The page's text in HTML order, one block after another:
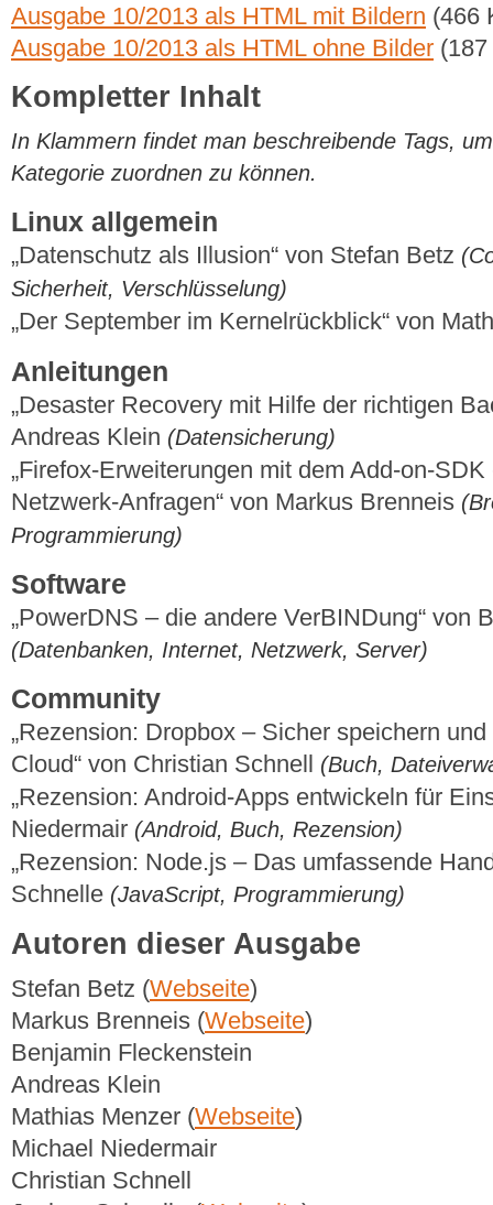
Ausgabe 10/2013 als HTML mit Bildern (466
Ausgabe 10/2013 als HTML ohne Bilder
Kompletter Inhalt
In Klammern findet man beschreibende Tags,
Kategorie zuordnen zu können.
Linux allgemein
„Datenschutz als Illusion“ von Stefan Betz
Sicherheit, Verschlüsselung)
„Der September im Kernelrückblick“ von
Anleitungen
„Desaster Recovery mit Hilfe der richtigen
Andreas Klein (Datensicherung)
„Firefox-Erweiterungen mit dem Add-on-
Netzwerk-Anfragen“ von Markus Brenneis
Programmierung)
Software
„PowerDNS – die andere VerBINDung“ von
(Datenbanken, Internet, Netzwerk, Server)
Community
„Rezension: Dropbox – Sicher speichern
Cloud“ von Christian Schnell
(Buch,
„Rezension: Android-Apps entwickeln für
Niedermair (Android, Buch, Rezension)
„Rezension: Node.js – Das umfassende
Schnelle (JavaScript, Programmierung)
Autoren dieser Ausgabe
Stefan Betz (Webseite)
Markus Brenneis (Webseite)
Benjamin Fleckenstein
Andreas Klein
Mathias Menzer (Webseite)
Michael Niedermair
Christian Schnell